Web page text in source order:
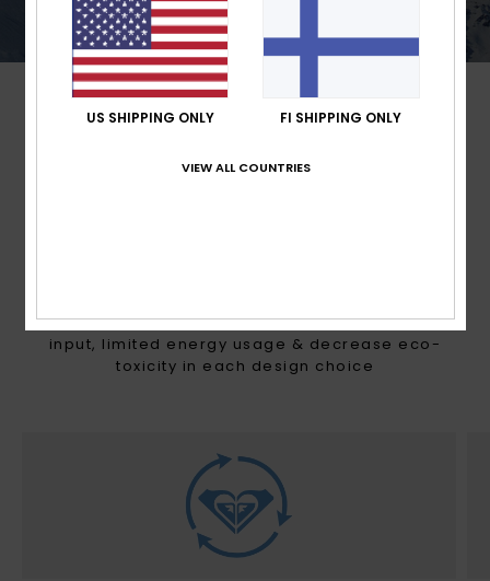
recycled & naturally sourced materials, water
input, limited energy usage & decrease eco-
toxicity in each design choice
US SHIPPING ONLY FI SHIPPING ONLY
VIEW ALL COUNTRIES